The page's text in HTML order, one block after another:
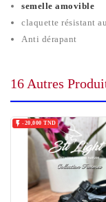
semelle amovible
claquette résistant
Anti dérapant
16 Autres
-20,000 TND